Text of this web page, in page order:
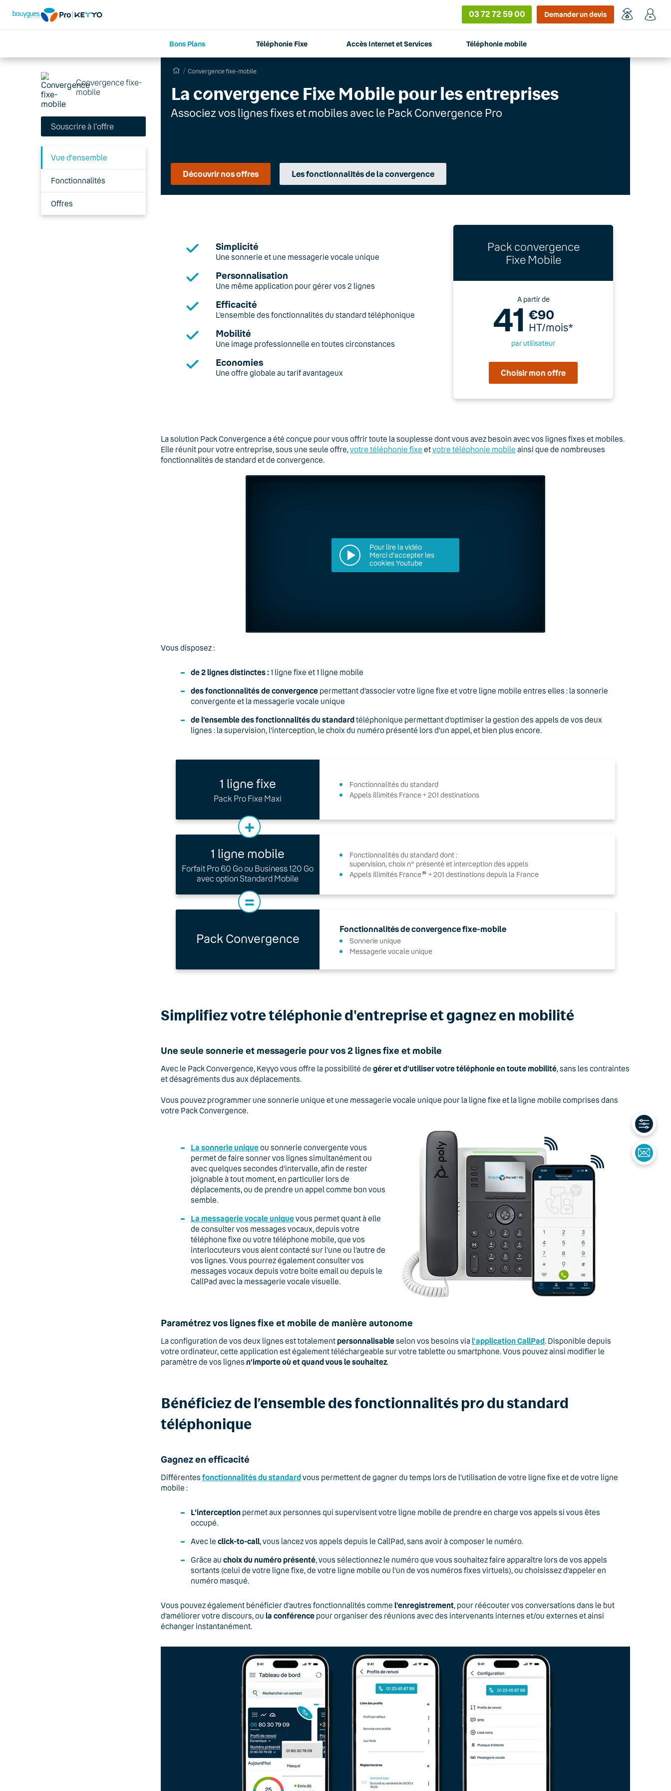
03 72 72 59 00 Demander un devis
Bons Plans Téléphonie Fixe Accès Internet et Services Téléphonie mobile
Convergence fixe-
mobile
Souscrire à l'offre
Vue d'ensemble
Fonctionnalités
Offres
Convergence fixe-mobile
La convergence Fixe Mobile pour les entreprises
Associez vos lignes fixes et mobiles avec le Pack Convergence Pro
Découvrir nos offres Les fonctionnalités de la convergence
Simplicité
Une sonnerie et une messagerie vocale unique
Personnalisation
Une même application pour gérer vos 2 lignes
Efficacité
L’ensemble des fonctionnalités du standard téléphonique
Mobilité
Une image professionnelle en toutes circonstances
Economies
Une offre globale au tarif avantageux
Pack convergence
Fixe Mobile
A partir de
41 €90
HT/mois*
par utilisateur
Choisir mon offre
La solution Pack Convergence a été conçue pour vous offrir toute la souplesse dont vous avez besoin avec vos lignes fixes et mobiles.
Elle réunit pour votre entreprise, sous une seule offre,votre téléphonie fixe etvotre téléphonie mobile ainsi que de nombreuses
fonctionnalités de standard et de convergence.
Pour lire la vidéo
Merci d'accepter les
cookies Youtube
Vous disposez :
de 2 lignes distinctes :1 ligne fixe et 1 ligne mobile
des fonctionnalités de convergence permettant d’associer votre ligne fixe et votre ligne mobile entres elles : la sonnerie
convergente et la messagerie vocale unique
de l’ensemble des fonctionnalités du standardtéléphonique permettant d’optimiser la gestion des appels de vos deux
lignes : la supervision, l'interception, le choix du numéro présenté lors d'un appel, et bien plus encore.
1 ligne fixe
Pack Pro Fixe Maxi
Fonctionnalités du standard
Appels illimités France + 201 destinations
+
1 ligne mobile
Forfait Pro 60 Go ou Business 120 Go
avec option Standard Mobile
Fonctionnalités du standard dont :
supervision, choix n° présenté et interception des appels
Appels illimités France (1) + 201 destinations depuis la France
=
Pack Convergence
Fonctionnalités de convergence fixe-mobile
Sonnerie unique
Messagerie vocale unique
Simplifiez votre téléphonie d'entreprise et gagnez en mobilité
Une seule sonnerie et messagerie pour vos 2 lignes fixe et mobile
Avec le Pack Convergence, Keyyo vous offre la possibilité de gérer et d’utiliser votre téléphonie en toute mobilité, sans les contraintes
et désagréments dus aux déplacements.
Vous pouvez programmer une sonnerie unique et une messagerie vocale unique pour la ligne fixe et la ligne mobile comprises dans
votre Pack Convergence.
La sonnerie uniqueou sonnerie convergente vous
permet de faire sonner vos lignes simultanément ou
avec quelques secondes d’intervalle, afin de rester
joignable à tout moment, en particulier lors de
déplacements, ou de prendre un appel comme bon vous
semble.
La messagerie vocale uniquevous permet quant à elle
de consulter vos messages vocaux, depuis votre
téléphone fixe ou votre téléphone mobile, que vos
interlocuteurs vous aient contacté sur l’une ou l’autre de
vos lignes. Vous pourrez également consulter vos
messages vocaux depuis votre boite email ou depuis le
CallPad avec la messagerie vocale visuelle.
Paramétrez vos lignes fixe et mobile de manière autonome
La configuration de vos deux lignes est totalement personnalisableselon vos besoins via l’application CallPad. Disponible depuis
votre ordinateur, cette application est également téléchargeable sur votre tablette ou smartphone. Vous pouvez ainsi modifier le
paramètre de vos lignes n’importe où et quand vous le souhaitez.
Bénéficiez de l’ensemble des fonctionnalités produ standard
téléphonique
Gagnez en efficacité
Différentes fonctionnalités du standardvous permettent de gagner du temps lors de l’utilisation de votre ligne fixe et de votre ligne
mobile :
L'interception permet aux personnes qui supervisent votre ligne mobile de prendre en charge vos appels si vous êtes
occupé.
Avec le click-to-call, vous lancez vos appels depuis le CallPad, sans avoir à composer le numéro.
Grâce au choix du numéro présenté, vous sélectionnez le numéro que vous souhaitez faire apparaître lors de vos appels
sortants (celui de votre ligne fixe, de votre ligne mobile ou l’un de vos numéros fixes virtuels), ou choisissez d’appeler en
numéro masqué.
Vous pouvez également bénéficier d’autres fonctionnalités comme l’enregistrement, pour réécouter vos conversations dans le but
d’améliorer votre discours, ou la conférence pour organiser des réunions avec des intervenants internes et/ou externes et ainsi
échanger instantanément.